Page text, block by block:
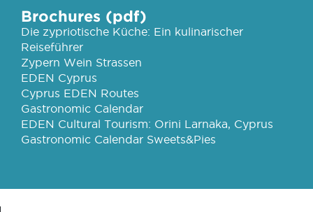
Brochures (pdf)
Die zypriotische Küche: Ein kulinarischer
Reiseführer
Zypern Wein Strassen
EDEN Cyprus
Cyprus EDEN Routes
Gastronomic Calendar
EDEN Cultural Tourism: Orini Larnaka, Cyprus
Gastronomic Calendar Sweets&Pies